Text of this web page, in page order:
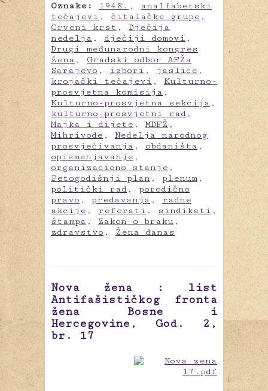
Oznake: 1948. ,
analfabetski
tečajevi , čitalačke grupe ,
Crveni krst , Dječija
nedelja , dječiji domovi ,
Drugi međunarodni kongres
žena , Gradski odbor AFŽa
Sarajevo , izbori , jaslice ,
krojački tečajevi , Kulturno-
prosvjetna komisija ,
Kulturno-prosvjetna sekcija ,
kulturno-prosvjetni rad ,
Majka i dijete ,MDFŽ ,
Mihrivode , Nedelja narodnog
prosvjećivanja , obdaništa ,
opismenjavanje ,
organizaciono stanje ,
Petogodišnji plan , plenum ,
politički rad , porodično
pravo , predavanja , radne
akcije , referati , sindikati ,
štampa , Zakon o braku ,
zdravstvo , Žena danas
Nova žena : list
Antifašističkog fronta
žena Bosne i
Hercegovine, God. 2,
br. 17